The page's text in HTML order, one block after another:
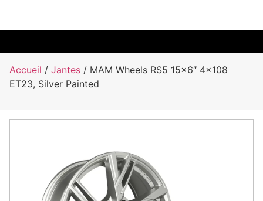
Accueil / Jantes / MAM Wheels RS5 15×6″ 4×108
ET23, Silver Painted